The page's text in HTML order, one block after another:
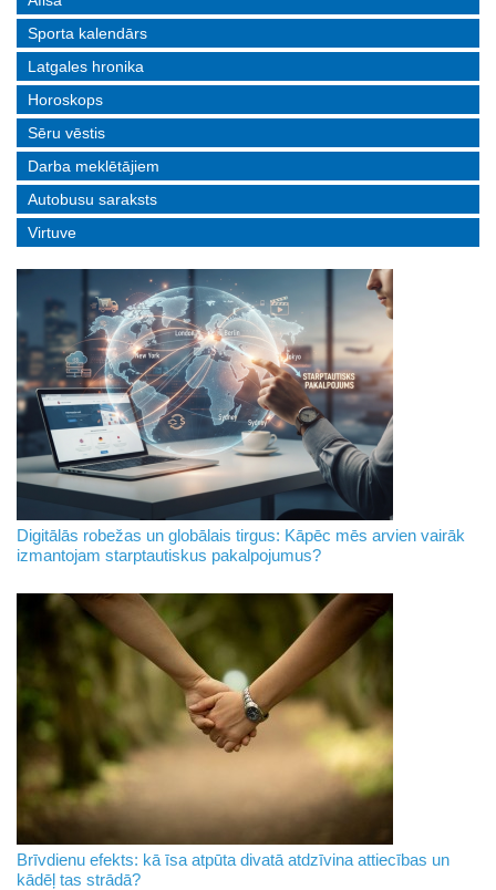
Sporta kalendārs
Latgales hronika
Horoskops
Sēru vēstis
Darba meklētājiem
Autobusu saraksts
Virtuve
Digitālās robežas un globālais tirgus: Kāpēc mēs arvien vairāk
izmantojam starptautiskus pakalpojumus?
Brīvdienu efekts: kā īsa atpūta divatā atdzīvina attiecības un
kādēļ tas strādā?